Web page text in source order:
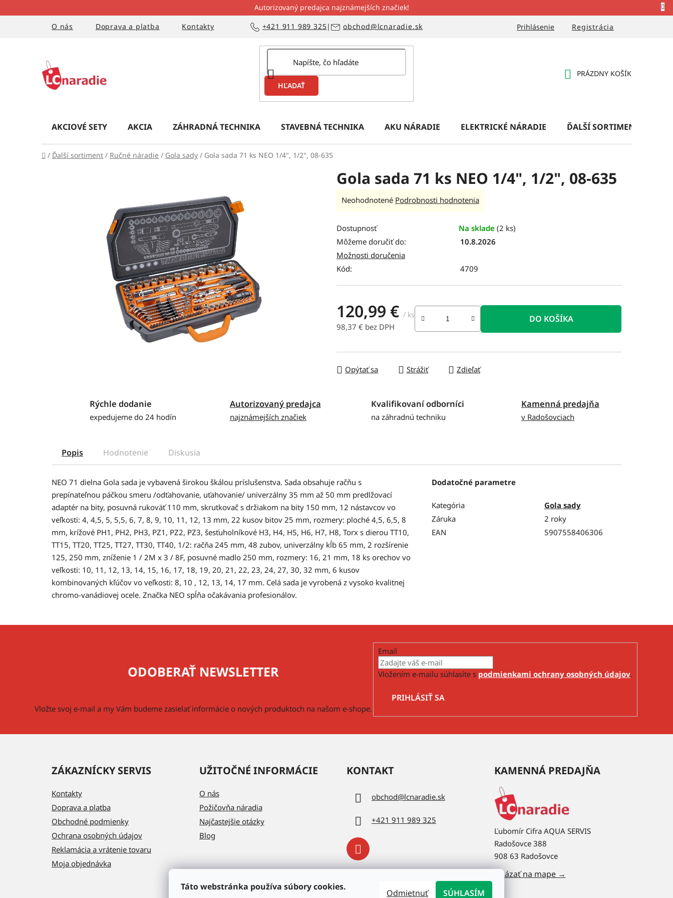
Táto webstránka používa súbory cookies.
Odmietnuť SÚHLASÍM
na
Autorizovaný predajca najznámejších značiek!
O nás
Doprava a platba Kontakty Prihlásenie Registrácia
+421 911 989 325| obchod@lcnaradie.sk
HĽADAŤ
PRÁZDNY KOŠÍK
AKCIOVÉ SETY AKCIA ZÁHRADNÁ TECHNIKA STAVEBNÁ TECHNIKA AKU NÁRADIE ELEKTRICKÉ NÁRADIE ĎALŠÍ SORTIMENT
Domov
/ Ďalší sortiment / Ručné náradie / Gola sady / Gola sada 71 ks NEO 1/4", 1/2", 08-635
Gola sada 71 ks NEO 1/4", 1/2", 08-635
Priemerné
produktu
je
0,0
z
5
hviezdičiek.
Neohodnotené Podrobnosti hodnotenia
Dostupnosť Na sklade (2 ks)
Môžeme doručiť do:
10.8.2026
Možnosti doručenia
Kód:
4709
120,99 € / ks
98,37 € bez DPH
DO KOŠÍKA
Opýtať sa Strážiť Zdieľať
Rýchle dodanie
expedujeme do 24 hodín
Autorizovaný predajca
najznámejších značiek
Kvalifikovaní odborníci
na záhradnú techniku
Kamenná predajňa
v Radošovciach
Popis Hodnotenie Diskusia
NEO 71 dielna Gola sada je vybavená širokou škálou príslušenstva. Sada obsahuje račňu s
prepínateľnou páčkou smeru /odťahovanie, uťahovanie/ univerzálny 35 mm až 50 mm predlžovací
adaptér na bity, posuvná rukoväť 110 mm, skrutkovač s držiakom na bity 150 mm, 12 nástavcov vo
veľkosti: 4, 4,5, 5, 5,5, 6, 7, 8, 9, 10, 11, 12, 13 mm, 22 kusov bitov 25 mm, rozmery: ploché 4,5, 6,5, 8
mm, krížové PH1, PH2, PH3, PZ1, PZ2, PZ3, šesťuholníkové H3, H4, H5, H6, H7, H8, Torx s dierou TT10,
TT15, TT20, TT25, TT27, TT30, TT40, 1/2: račňa 245 mm, 48 zubov, univerzálny kĺb 65 mm, 2 rozšírenie
125, 250 mm, zníženie 1 / 2M x 3 / 8F, posuvné madlo 250 mm, rozmery: 16, 21 mm, 18 ks orechov vo
veľkosti: 10, 11, 12, 13, 14, 15, 16, 17, 18, 19, 20, 21, 22, 23, 24, 27, 30, 32 mm, 6 kusov
kombinovaných kľúčov vo veľkosti: 8, 10 , 12, 13, 14, 17 mm. Celá sada je vyrobená z vysoko kvalitnej
chromo-vanádiovej ocele. Značka NEO spĺňa očakávania profesionálov.
Dodatočné parametre
Kategória
Gola sady
Záruka
2 roky
EAN
5907558406306
ODOBERAŤ NEWSLETTER
Vložte svoj e-mail a my Vám budeme zasielať informácie o nových produktoch na našom e-shope.
Email
Vložením e-mailu súhlasíte s podmienkami ochrany osobných údajov.
PRIHLÁSIŤ SA
ZÁKAZNÍCKY SERVIS
Kontakty
Doprava a platba
Obchodné podmienky
Ochrana osobných údajov
Reklamácia a vrátenie tovaru
Moja objednávka
UŽITOČNÉ INFORMÁCIE
O nás
Požičovňa náradia
Najčastejšie otázky
Blog
KONTAKT
obchod@lcnaradie.sk
+421 911 989 325
KAMENNÁ PREDAJŇA
Ľubomír Cifra AQUA SERVIS
Radošovce 388
908 63 Radošovce
Ukázať na mape →